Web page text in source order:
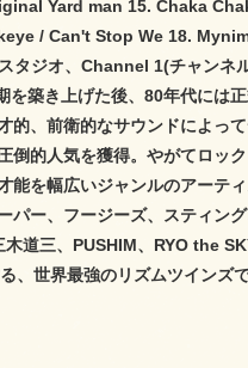
Yard man 15. Chaka
/ Can't Stop We 18.
タジオ、Channel 1(チャン
築き上げた後、80年代には
、前衛的なサウンドによっ
的人気を獲得。やがてロッ
を幅広いジャンルのアーテ
ー、フージーズ、スティン
道三、PUSHIM、RYO the
、世界最強のリズムツインズで